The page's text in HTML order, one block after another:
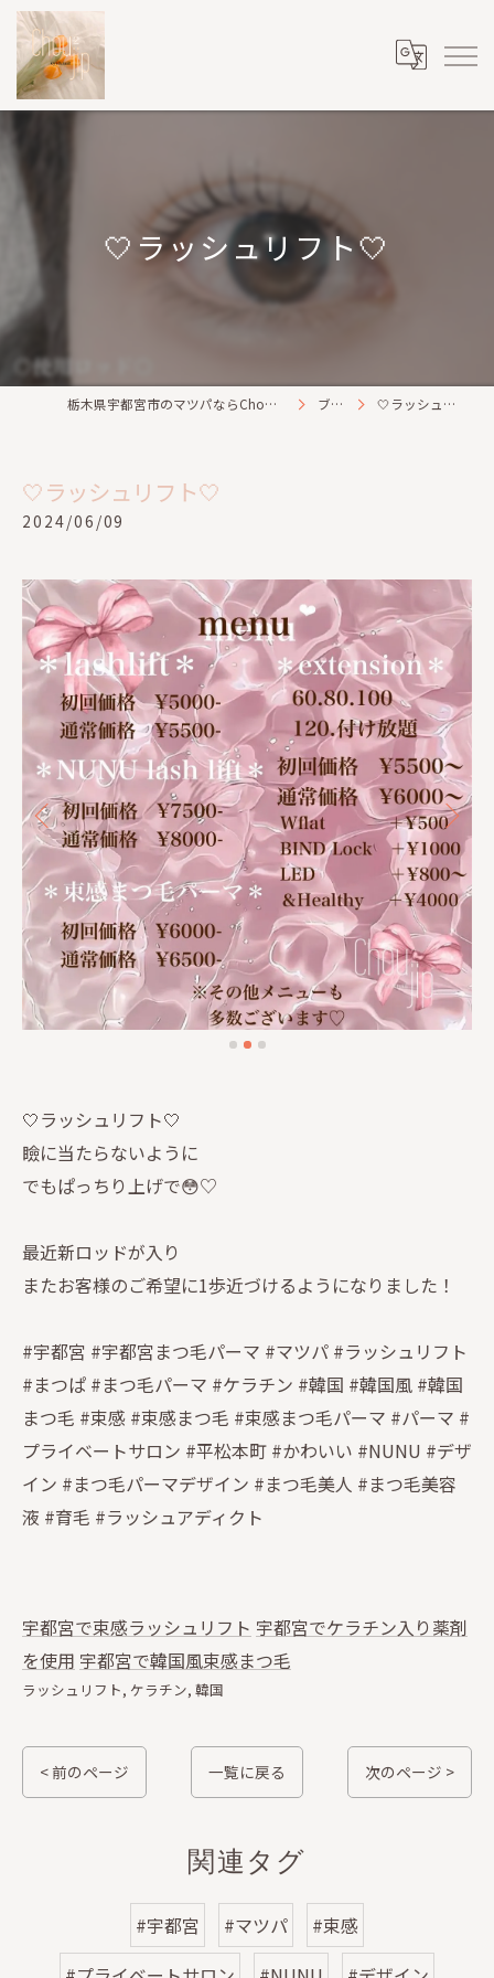
🤍ラッシュリフト🤍
栃木県宇都宮市のマツパならChou2jip(シュシュジプ) ブログ 🤍ラッシュリフト🤍
🤍ラッシュリフト🤍
2024/06/09
🤍ラッシュリフト🤍
瞼に当たらないように
でもぱっちり上げで😳♡
最近新ロッドが入り
またお客様のご希望に1歩近づけるようになりました！
#宇都宮 #宇都宮まつ毛パーマ #マツパ #ラッシュリフト
#まつぱ #まつ毛パーマ #ケラチン #韓国 #韓国風 #韓国
まつ毛 #束感 #束感まつ毛 #束感まつ毛パーマ #パーマ #
プライベートサロン #平松本町 #かわいい #NUNU #デザ
イン #まつ毛パーマデザイン #まつ毛美人 #まつ毛美容
液 #育毛 #ラッシュアディクト
宇都宮で束感ラッシュリフト 宇都宮でケラチン入り薬剤
を使用 宇都宮で韓国風束感まつ毛
ラッシュリフト ケラチン 韓国
< 前のページ 一覧に戻る 次のページ >
関連タグ
#宇都宮 #マツパ
#束感